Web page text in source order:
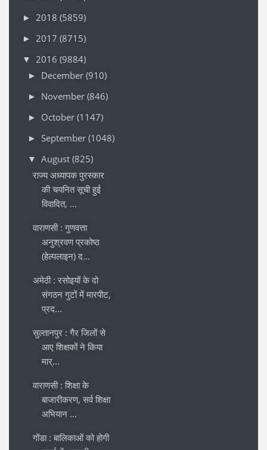
► 2018 (5859)
► 2017 (8715)
▼ 2016 (9884)
► December (910)
► November (846)
► October (1147)
► September (1048)
▼ August (825)
राज्य अध्यापक पुरस्कार
की चयनित सूची हुई
विवादित, ...
वाराणसी : गुणवत्ता
अनुश्रवण प्रकोष्ठ
(हेल्पलाइन) द...
अमेठी : रसोइयों के दो
संगठन गुटों में मारपीट,
प्रद...
सुल्तानपुर : गैर जिलों से
आए शिक्षकों ने किया
मार्...
वाराणसी : शिक्षा के
बाजारीकरण, सर्व शिक्षा
अभियान ...
गोंडा : बालिकाओं को होगी